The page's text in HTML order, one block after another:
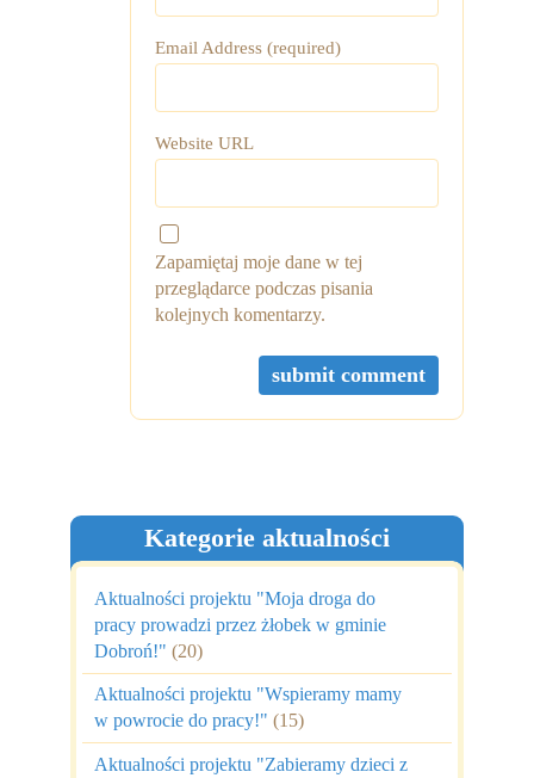
Email Address (required)
Website URL
Zapamiętaj moje dane w tej
przeglądarce podczas pisania
kolejnych komentarzy.
Kategorie aktualności
Aktualności projektu "Moja droga do
pracy prowadzi przez żłobek w gminie
Dobroń!" (20)
Aktualności projektu "Wspieramy mamy
w powrocie do pracy!" (15)
Aktualności projektu "Zabieramy dzieci z